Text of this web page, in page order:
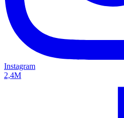
Instagram
2,4M